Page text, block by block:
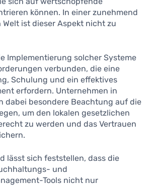
können. In einer zunehmend
ist dieser Aspekt nicht zu
Implementierung solcher Systeme
verbunden, die eine
Schulung und ein effektives
erfordern. Unternehmen in
dabei besondere Beachtung auf die
um den lokalen gesetzlichen
zu werden und das Vertrauen
lässt sich feststellen, dass die
und
Tools nicht nur